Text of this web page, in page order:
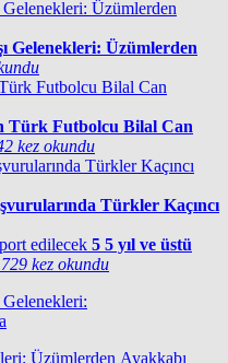
Gelenekleri: Üzümlerden
Türk Futbolcu Bilal Can
kez okundu
Türkler Kaçıncı
5 5 yıl ve üstü
729 kez okundu
Üzümlerden Ayakkabı